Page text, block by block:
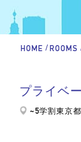
HOME / ROOMS
プライベ
~5学割 東京都